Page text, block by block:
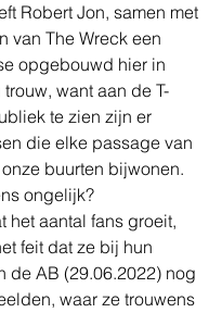
Robert Jon, samen met
van The Wreck een
opgebouwd hier in
want aan de T-
te zien zijn er
die elke passage van
buurten bijwonen.
ongelijk?
het aantal fans groeit,
feit dat ze bij hun
de AB (29.06.2022) nog
waar ze trouwens